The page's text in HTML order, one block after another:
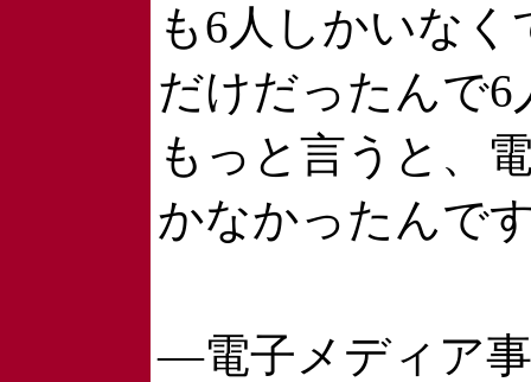
も6人しかいなく
だけだったんで6
もっと言うと、
かなかったんで
―電子メディア